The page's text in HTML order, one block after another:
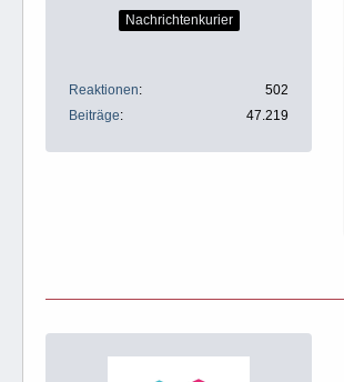
Nachrichtenkurier
Reaktionen
502
Beiträge
47.219